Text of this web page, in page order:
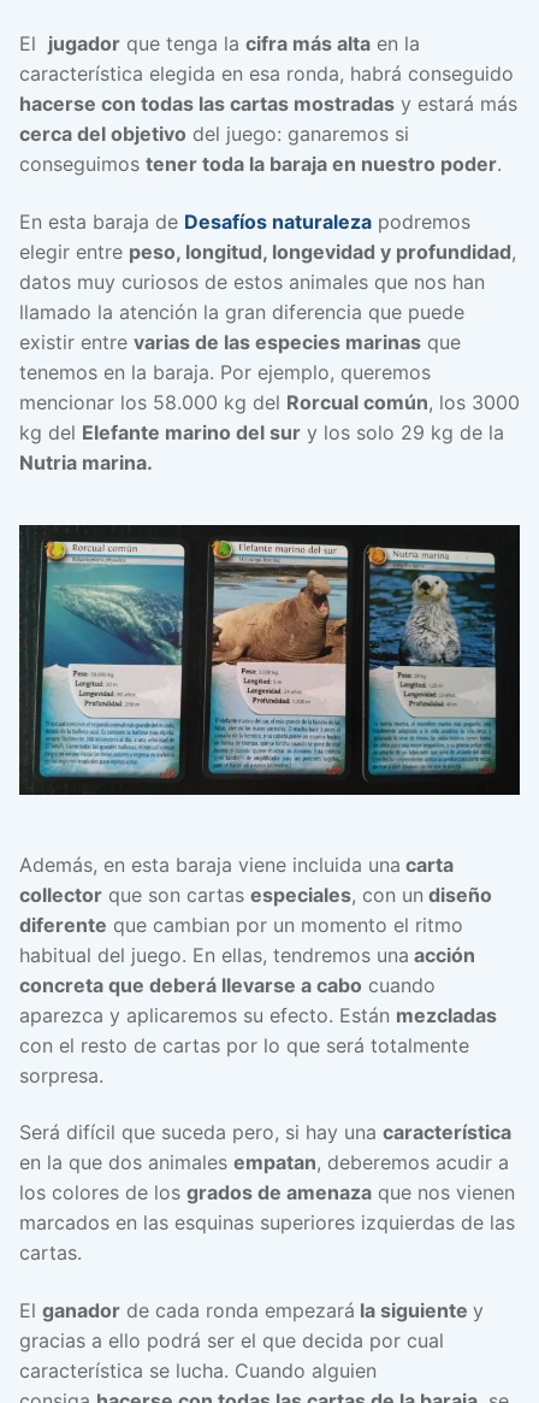
El jugador que tenga la cifra más alta en la
característica elegida en esa ronda, habrá conseguido
hacerse con todas las cartas mostradas y estará más
cerca del objetivo del juego: ganaremos si
conseguimos tener toda la baraja en nuestro poder.
En esta baraja de Desafíos naturaleza podremos
elegir entre peso, longitud, longevidad y profundidad,
datos muy curiosos de estos animales que nos han
llamado la atención la gran diferencia que puede
existir entre varias de las especies marinas que
tenemos en la baraja. Por ejemplo, queremos
mencionar los 58.000 kg del Rorcual común, los 3000
kg del Elefante marino del sur y los solo 29 kg de la
Nutria marina.
Además, en esta baraja viene incluida una carta
collector que son cartas especiales, con un diseño
diferente que cambian por un momento el ritmo
habitual del juego. En ellas, tendremos una acción
concreta que deberá llevarse a cabo cuando
aparezca y aplicaremos su efecto. Están mezcladas
con el resto de cartas por lo que será totalmente
sorpresa.
Será difícil que suceda pero, si hay una característica
en la que dos animales empatan, deberemos acudir a
los colores de los grados de amenaza que nos vienen
marcados en las esquinas superiores izquierdas de las
cartas.
El ganador de cada ronda empezará la siguiente y
gracias a ello podrá ser el que decida por cual
característica se lucha. Cuando alguien